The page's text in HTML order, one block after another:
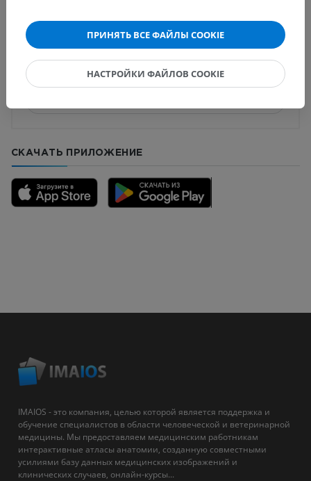
Заметили ошибку?
Не стесняйтесь предложить поправку, свою версию
перевода или решение по улучшению контента.
СКАЧАТЬ ПРИЛОЖЕНИЕ
IMAIOS - это компания, целью которой является поддержка и
обучение специалистов в области человеческой и ветеринарной
медицины. Мы предоставляем медицинским работникам
интерактивные атласы анатомии, созданную совместными
усилиями базу данных медицинских изображений и
клинических случаев, онлайн-курсы...
ПРИНЯТЬ ВСЕ ФАЙЛЫ COOKIE
НАСТРОЙКИ ФАЙЛОВ COOKIE